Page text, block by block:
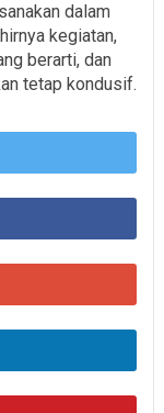
dalam
kegiatan,
berarti, dan
tetap kondusif.